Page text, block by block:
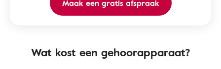
Maak een gratis afspraak
Wat kost een gehoorapparaat?